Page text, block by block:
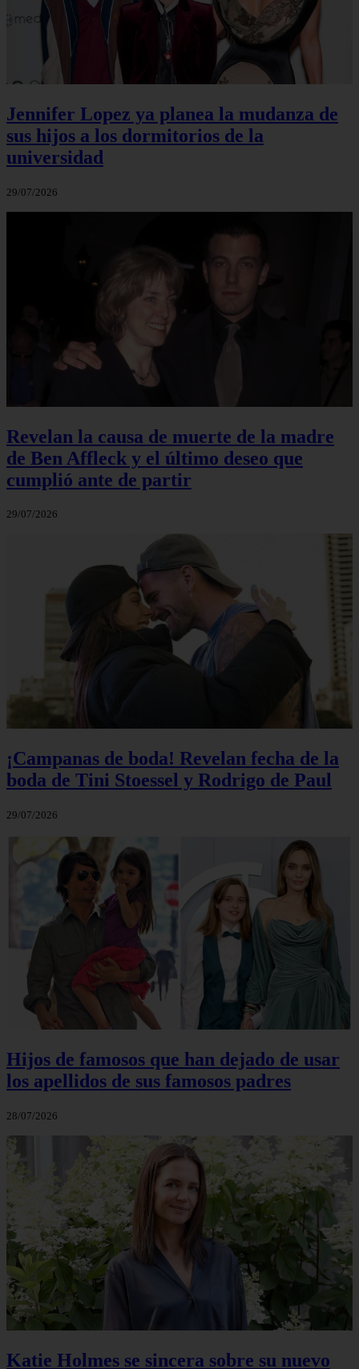
Jennifer Lopez ya planea la mudanza de
sus hijos a los dormitorios de la
universidad
29/07/2026
Revelan la causa de muerte de la madre
de Ben Affleck y el último deseo que
cumplió ante de partir
29/07/2026
¡Campanas de boda! Revelan fecha de la
boda de Tini Stoessel y Rodrigo de Paul
29/07/2026
Hijos de famosos que han dejado de usar
los apellidos de sus famosos padres
28/07/2026
Katie Holmes se sincera sobre su nuevo